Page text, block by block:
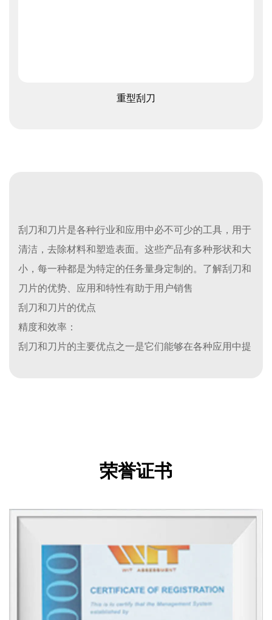
查看更多
重型刮刀
刮刀和刀片是各种行业和应用中必不可少的工具，用于
清洁，去除材料和塑造表面。这些产品有多种形状和大
小，每一种都是为特定的任务量身定制的。了解刮刀和
刀片的优势、应用和特性有助于用户销售
刮刀和刀片的优点
精度和效率：
刮刀和刀片的主要优点之一是它们能够在各种应用中提
高质量的刮刀和刀片由不锈钢、碳钢或碳化钨等坚固材
料制成，因此非常耐用。这些材料在长时间使用中抗磨
力，减少频繁更换的需要，从而提供长期的成本节约。
刮刀和刀片有各种各样的设计和尺寸，以适应各种任
务。从工业应用到DIY项目，这些工具可用于各种目
的，如清洁，成型，去毛刺和表面处理。它们的多功能
荣誉证书